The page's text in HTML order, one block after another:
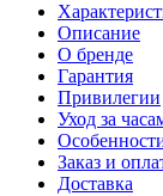
Описание
О бренде
Гарантия
Привилегии
Уход за
Заказ и
Доставка